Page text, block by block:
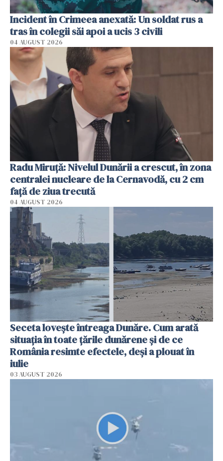
Incident în Crimeea anexată: Un soldat rus a
tras în colegii săi apoi a ucis 3 civili
04 AUGUST 2026
Radu Miruţă: Nivelul Dunării a crescut, în zona
centralei nucleare de la Cernavodă, cu 2 cm
faţă de ziua trecută
04 AUGUST 2026
Seceta lovește întreaga Dunăre. Cum arată
situația în toate țările dunărene și de ce
România resimte efectele, deși a plouat în
iulie
03 AUGUST 2026